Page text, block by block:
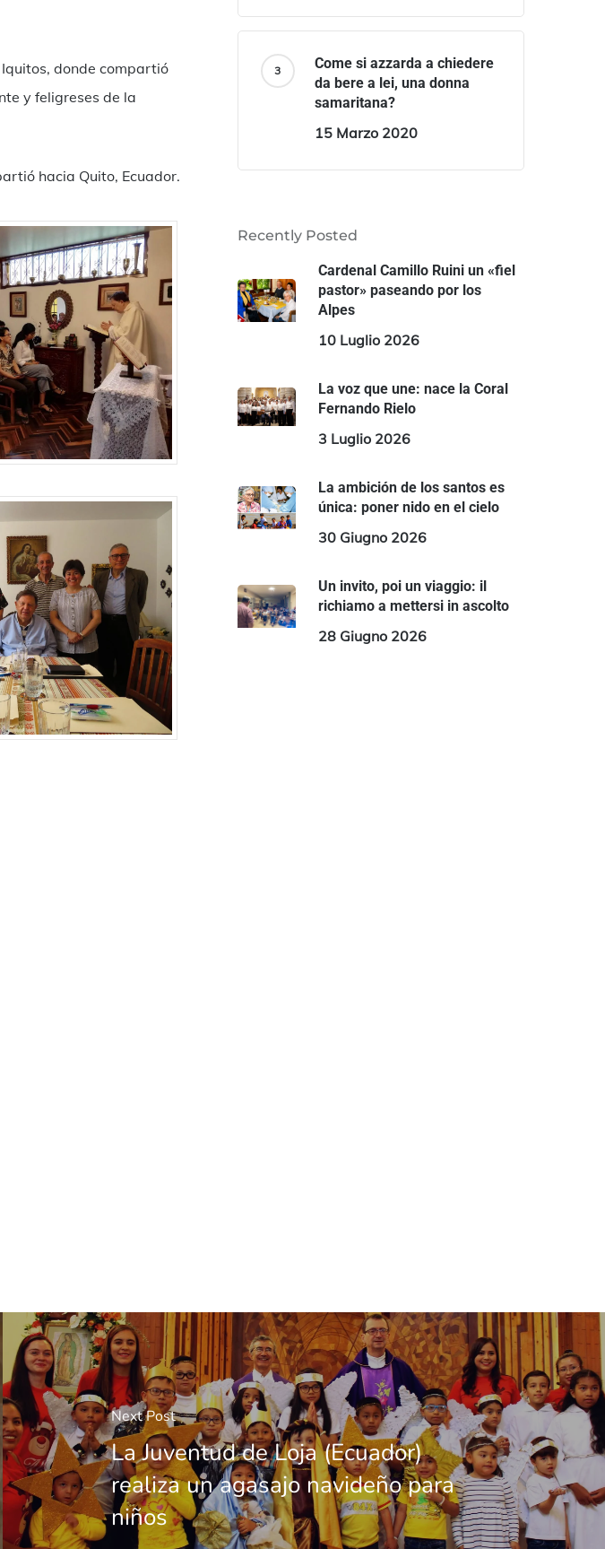
donde compartió
y feligreses de la
hacia Quito, Ecuador.
Come si azzarda a chiedere
da bere a lei, una donna
samaritana?
15 Marzo 2020
Recently Posted
Cardenal Camillo Ruini un «fiel
pastor» paseando por los
Alpes
10 Luglio 2026
La voz que une: nace la Coral
Fernando Rielo
3 Luglio 2026
La ambición de los santos es
única: poner nido en el cielo
30 Giugno 2026
Un invito, poi un viaggio: il
richiamo a mettersi in ascolto
28 Giugno 2026
Next Post
La Juventud de Loja (Ecuador)
realiza un agasajo navideño para
niños